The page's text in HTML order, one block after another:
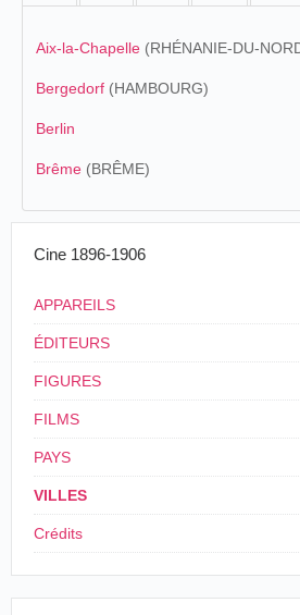
Aix-la-Chapelle (RHÉNANIE-DU-
Bergedorf (HAMBOURG)
Berlin
Brême (BRÊME)
Cine 1896-1906
APPAREILS
ÉDITEURS
FIGURES
FILMS
PAYS
VILLES
Crédits